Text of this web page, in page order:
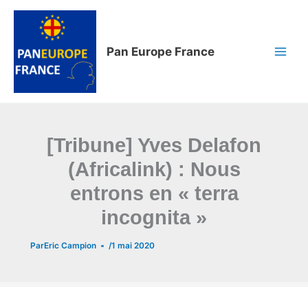
Aller
Pan Europe France
[Tribune] Yves Delafon
(Africalink) : Nous
entrons en « terra
incognita »
ParEric Campion /1 mai 2020